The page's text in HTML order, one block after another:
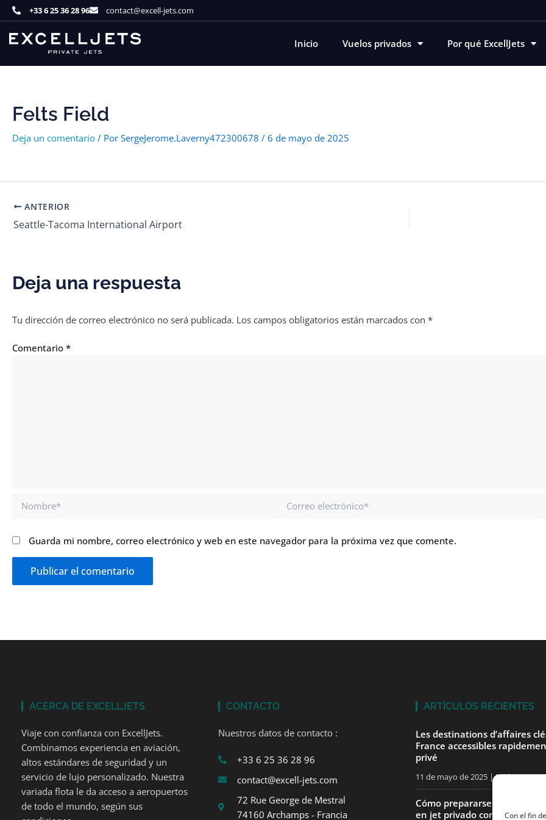
Con el fin
al
contenido
+33 6 25 36 28 96 contact@excell-jets.com
Inicio Vuelos privados Por qué ExcellJets
Felts Field
Deja un comentario / Por SergeJerome.Laverny472300678 / 6 de mayo de 2025
ANTERIOR
Seattle-Tacoma International Airport
Deja una respuesta
Tu dirección de correo electrónico no será publicada. Los campos obligatorios están marcados con *
Comentario *
Nombre*
Correo
Guarda mi nombre, correo electrónico y web en este navegador para la próxima vez que comente.
ACERCA DE EXCELLJETS
Viaje con confianza con ExcellJets.
Combinamos experiencia en aviación,
altos estándares de seguridad y un
servicio de lujo personalizado. Nuestra
variada flota le da acceso a aeropuertos
de todo el mundo, según sus
CONTACTO
Nuestros datos de contacto :
+33 6 25 36 28 96
contact@excell-jets.com
72 Rue George de Mestral
74160 Archamps - Francia
ARTÍCULOS RECIENTES
Les destinations d’affaires
France accessibles
privé
11 de mayo de 2025 No hay
Cómo prepararse para su
en jet privado con ExcellJets